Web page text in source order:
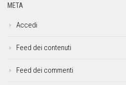
META
Accedi
Feed dei contenuti
Feed dei commenti